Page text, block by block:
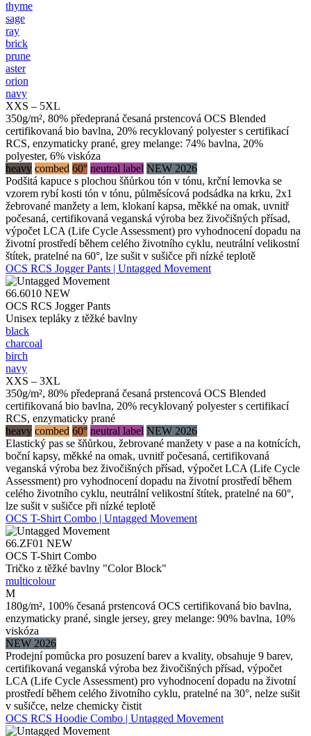
thyme
sage
ray
brick
prune
aster
orion
navy
XXS – 5XL
350g/m², 80% předepraná česaná prstencová OCS Blended
certifikovaná bio bavlna, 20% recyklovaný polyester s certifikací
RCS, enzymaticky prané, grey melange: 74% bavlna, 20%
polyester, 6% viskóza
heavy combed 60° neutral label NEW 2026
Podšitá kapuce s plochou šňůrkou tón v tónu, krční lemovka se
vzorem rybí kosti tón v tónu, půlměsícová podsádka na krku, 2x1
žebrované manžety a lem, klokaní kapsa, měkké na omak, uvnitř
počesaná, certifikovaná veganská výroba bez živočišných přísad,
výpočet LCA (Life Cycle Assessment) pro vyhodnocení dopadu na
životní prostředí během celého životního cyklu, neutrální velikostní
štítek, pratelné na 60°, lze sušit v sušičce při nízké teplotě
OCS RCS Jogger Pants | Untagged Movement
66.6010 NEW
OCS RCS Jogger Pants
Unisex tepláky z těžké bavlny
black
charcoal
birch
navy
XXS – 3XL
350g/m², 80% předepraná česaná prstencová OCS Blended
certifikovaná bio bavlna, 20% recyklovaný polyester s certifikací
RCS, enzymaticky prané
heavy combed 60° neutral label NEW 2026
Elastický pas se šňůrkou, žebrované manžety v pase a na kotnících,
boční kapsy, měkké na omak, uvnitř počesaná, certifikovaná
veganská výroba bez živočišných přísad, výpočet LCA (Life Cycle
Assessment) pro vyhodnocení dopadu na životní prostředí během
celého životního cyklu, neutrální velikostní štítek, pratelné na 60°,
lze sušit v sušičce při nízké teplotě
OCS T-Shirt Combo | Untagged Movement
66.ZF01 NEW
OCS T-Shirt Combo
Tričko z těžké bavlny "Color Block"
multicolour
M
180g/m², 100% česaná prstencová OCS certifikovaná bio bavlna,
enzymaticky prané, single jersey, grey melange: 90% bavlna, 10%
viskóza
NEW 2026
Prodejní pomůcka pro posuzení barev a kvality, obsahuje 9 barev,
certifikovaná veganská výroba bez živočišných přísad, výpočet
LCA (Life Cycle Assessment) pro vyhodnocení dopadu na životní
prostředí během celého životního cyklu, pratelné na 30°, nelze sušit
v sušičce, nelze chemicky čistit
OCS RCS Hoodie Combo | Untagged Movement